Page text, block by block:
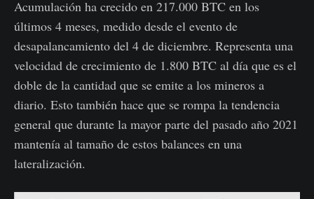
Acumulación ha crecido en 217.000 BTC en los
últimos 4 meses, medido desde el evento de
desapalancamiento del 4 de diciembre. Representa una
velocidad de crecimiento de 1.800 BTC al día que es el
doble de la cantidad que se emite a los mineros a
diario. Esto también hace que se rompa la tendencia
general que durante la mayor parte del pasado año 2021
mantenía al tamaño de estos balances en una
lateralización.